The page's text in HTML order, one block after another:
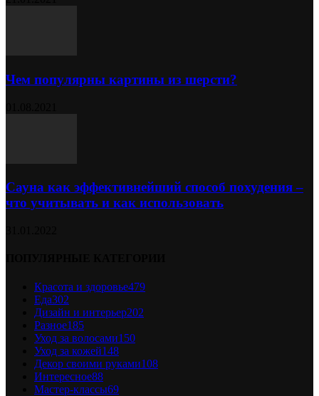
Чем популярны картины из шерсти?
Сауна как эффективнейший способ похудения –
что учитывать и как использовать
Красота и здоровье479
Еда302
Дизайн и интерьер202
Разное185
Уход за волосами150
Уход за кожей148
Декор своими руками108
Интересное88
Мастер-классы69